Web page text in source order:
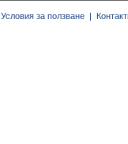
Условия за ползване |